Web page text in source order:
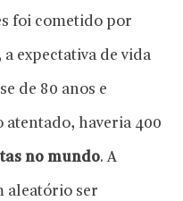
foi cometido por
expectativa de vida
de 80 anos e
haveria 400
no mundo. A
aleatório ser